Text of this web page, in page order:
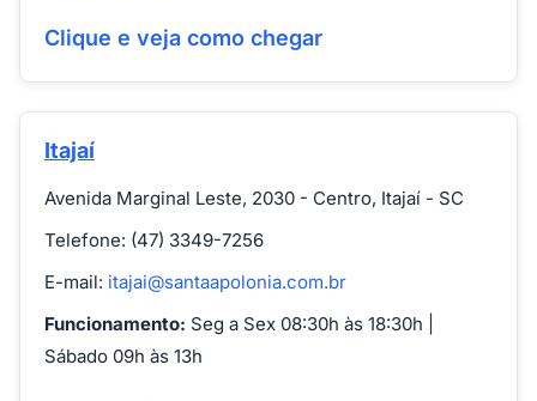
Clique e veja como chegar
Itajaí
Avenida Marginal Leste, 2030 - Centro, Itajaí - SC
Telefone: (47) 3349-7256
E-mail: itajai@santaapolonia.com.br
Funcionamento: Seg a Sex 08:30h às 18:30h |
Sábado 09h às 13h